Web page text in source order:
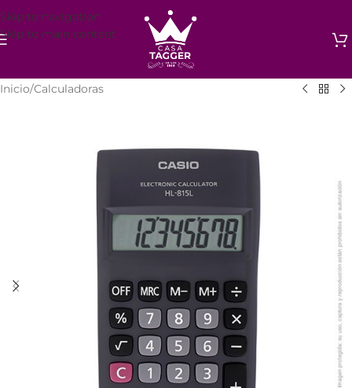
Skip to navigation
Skip to main content
Inicio/Calculadoras